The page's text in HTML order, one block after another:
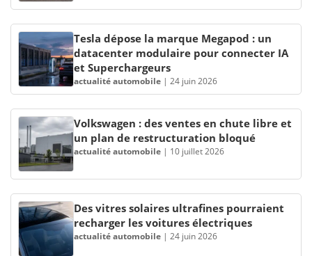
Tesla dépose la marque Megapod : un
datacenter modulaire pour connecter IA
et Superchargeurs
actualité automobile | 24 juin 2026
Volkswagen : des ventes en chute libre et
un plan de restructuration bloqué
actualité automobile | 10 juillet 2026
Des vitres solaires ultrafines pourraient
recharger les voitures électriques
actualité automobile | 24 juin 2026